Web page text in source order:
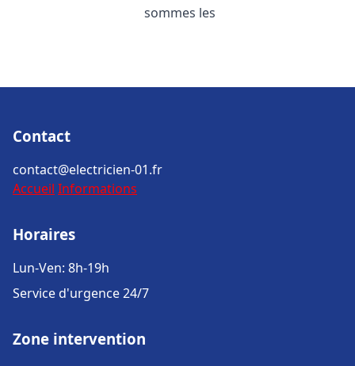
sommes les
Contact
contact@electricien-01.fr
Accueil Informations
Horaires
Lun-Ven: 8h-19h
Service d'urgence 24/7
Zone intervention